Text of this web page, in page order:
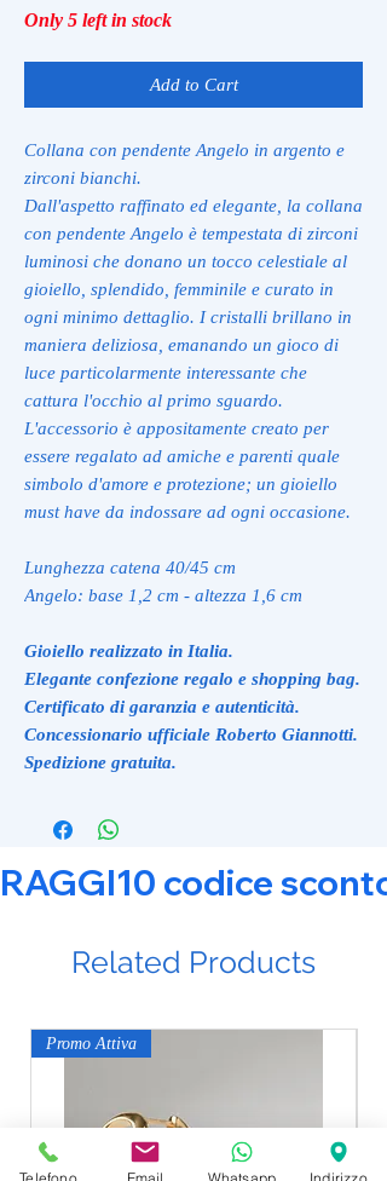
Only 5 left in stock
Add to Cart
Collana con pendente Angelo in argento e
zirconi bianchi.
Dall'aspetto raffinato ed elegante, la collana
con pendente Angelo è tempestata di zirconi
luminosi che donano un tocco celestiale al
gioiello, splendido, femminile e curato in
ogni minimo dettaglio. I cristalli brillano in
maniera deliziosa, emanando un gioco di
luce particolarmente interessante che
cattura l'occhio al primo sguardo.
L'accessorio è appositamente creato per
essere regalato ad amiche e parenti quale
simbolo d'amore e protezione; un gioiello
must have da indossare ad ogni occasione.
Lunghezza catena 40/45 cm
Angelo: base 1,2 cm - altezza 1,6 cm
Gioiello realizzato in Italia.
Elegante confezione regalo e shopping bag.
Certificato di garanzia e autenticità.
Concessionario ufficiale Roberto Giannotti.
Spedizione gratuita.
RAGGI10 codice
Related Products
Promo Attiva
Telefono Email Whatsapp Indirizzo